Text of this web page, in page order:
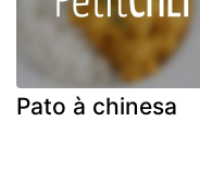
Pato à chinesa